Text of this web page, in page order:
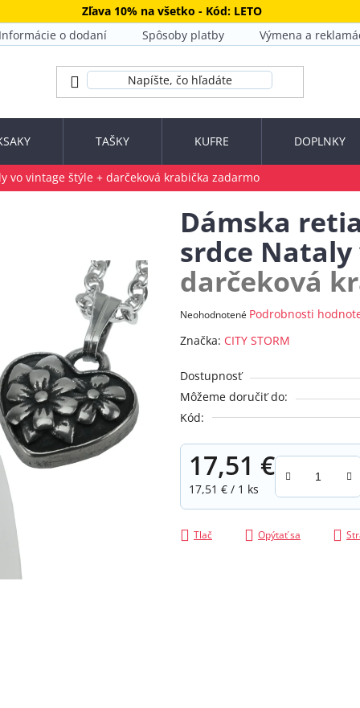
Zľava 10% na všetko - Kód: LETO
Informácie o dodaní Spôsoby platby Výmena a
TAŠKY KUFRE DOPLNKY
vo vintage štýle + darčeková krabička zadarmo
Dámska
srdce
darčeková
Priemerné
produktu
z
5
hviezdičiek.
Neohodnotené Podrobnosti
Značka: CITY STORM
Dostupnosť
Môžeme doručiť do:
Kód:
17,51 €
Jednotková cena:
17,51 € / 1 ks
Tlač Opýtať sa